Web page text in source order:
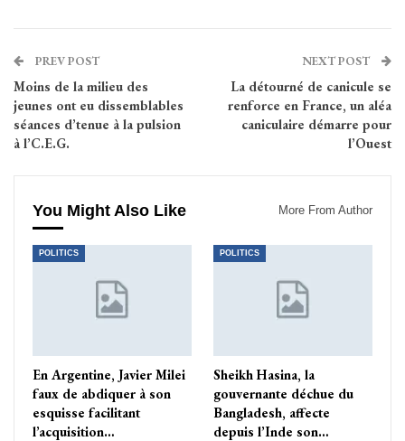
PREV POST
Moins de la milieu des
jeunes ont eu dissemblables
séances d’tenue à la pulsion
à l’C.E.G.
NEXT POST
La détourné de canicule se
renforce en France, un aléa
caniculaire démarre pour
l’Ouest
You Might Also Like More From Author
POLITICS
En Argentine, Javier Milei
faux de abdiquer à son
esquisse facilitant
l’acquisition…
POLITICS
Sheikh Hasina, la
gouvernante déchue du
Bangladesh, affecte
depuis l’Inde son…